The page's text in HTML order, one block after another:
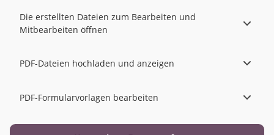
Die erstellten Dateien zum Bearbeiten und
Mitbearbeiten öffnen
PDF-Dateien hochladen und anzeigen
PDF-Formularvorlagen bearbeiten